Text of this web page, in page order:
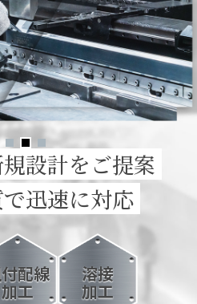
設計をご提案
迅速に対応
配線
加工
溶接
加工